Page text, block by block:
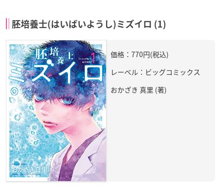
胚培養士(はいばいようし)ミズイロ (1)
価格：770円(税込)
レーベル：ビッグコミックス
おかざき 真里 (著)